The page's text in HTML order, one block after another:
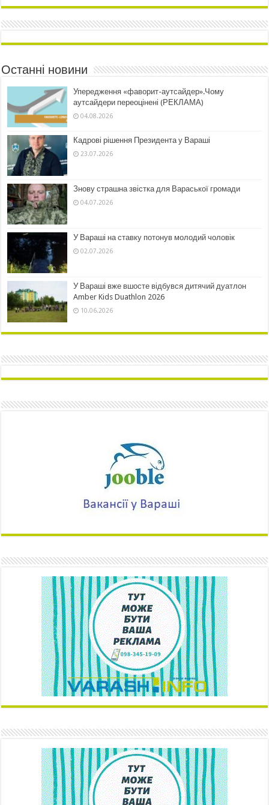
Останні новини
Упередження «фаворит-аутсайдер».Чому
аутсайдери переоцінені (РЕКЛАМА)
04.08.2026
Кадрові рішення Президента у Вараші
23.07.2026
Знову страшна звістка для Вараської громади
04.07.2026
У Вараші на ставку потонув молодий чоловік
02.07.2026
У Вараші вже вшосте відбувся дитячий дуатлон
Amber Kids Duathlon 2026
10.06.2026